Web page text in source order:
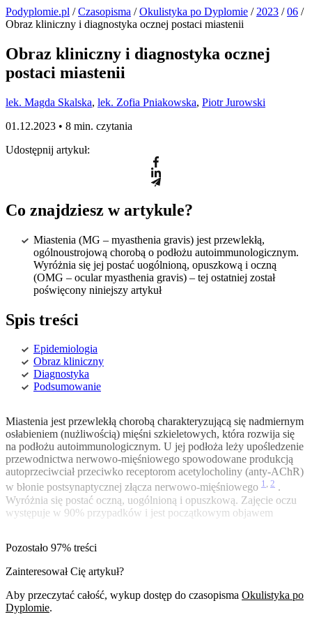
Podyplomie.pl /Czasopisma /Okulistyka po Dyplomie / 2023 /06 /
Obraz kliniczny i diagnostyka ocznej postaci miastenii
Obraz kliniczny i diagnostyka ocznej
postaci miastenii
lek. Magda Skalska, lek. Zofia Pniakowska, Piotr Jurowski
01.12.2023 • 8 min. czytania
Udostępnij artykuł:
Co znajdziesz w artykule?
Miastenia (MG – myasthenia gravis) jest przewlekłą,
ogólnoustrojową chorobą o podłożu autoimmunologicznym.
Wyróżnia się jej postać uogólnioną, opuszkową i oczną
(OMG – ocular myasthenia gravis) – tej ostatniej został
poświęcony niniejszy artykuł
Spis treści
Epidemiologia
Obraz kliniczny
Diagnostyka
Podsumowanie
Miastenia jest przewlekłą chorobą charakteryzującą się nadmiernym
osłabieniem (nużliwością) mięśni szkieletowych, która rozwija się
na podłożu autoimmunologicznym. U jej podłoża leży upośledzenie
przewodnictwa nerwowo-mięśniowego spowodowane produkcją
autoprzeciwciał przeciwko receptorom acetylocholiny (anty-AChR)
w błonie postsynaptycznej złącza nerwowo-mięśniowego 1, 2 .
Wyróżnia się postać oczną, uogólnioną i opuszkową. Zajęcie oczu
występuje w 90% przypadków i jest początkowym objawem
Pozostało 97% treści
Zainteresował Cię artykuł?
Aby przeczytać całość, wykup dostęp do czasopisma Okulistyka po
Dyplomie.